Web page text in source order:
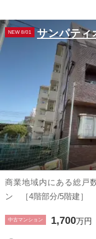
NEW 8/01 サンパティ
商業地域内にある総戸
ン ［4階部分/5階建］
中古マンション 1,700万円